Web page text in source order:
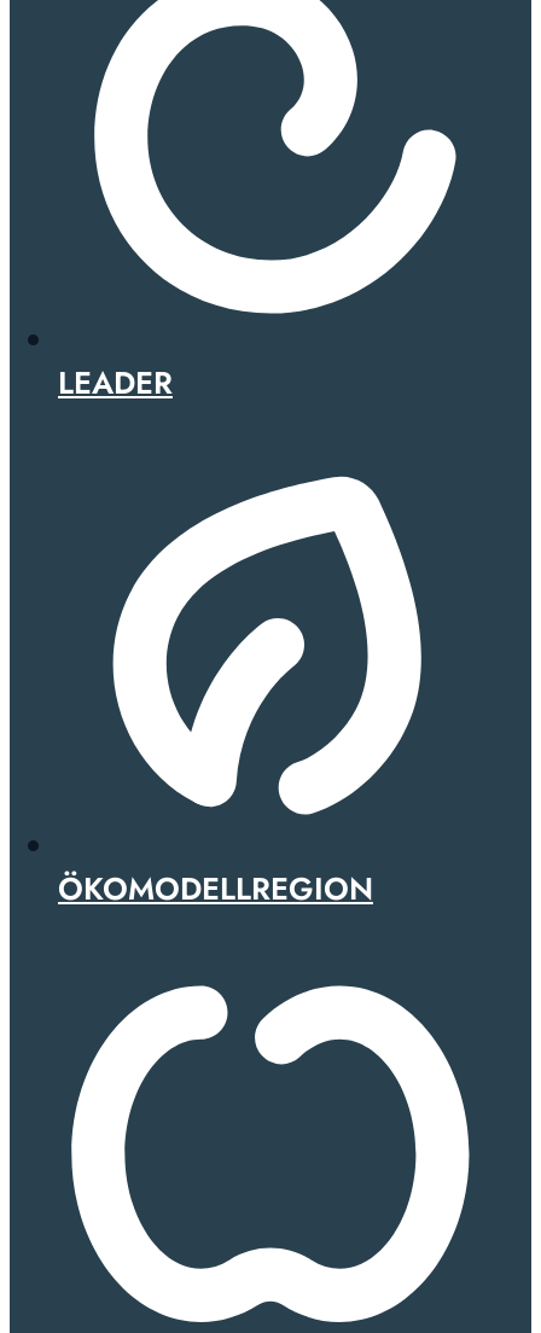
LEADER
ÖKOMODELLREGION